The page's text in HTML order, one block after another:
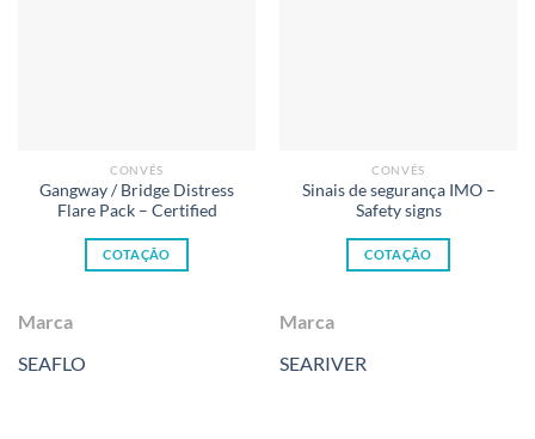
CONVÉS
Gangway / Bridge Distress
Flare Pack – Certified
COTAÇÃO
Marca
SEAFLO
CONVÉS
Sinais de segurança IMO –
Safety signs
COTAÇÃO
Marca
SEARIVER